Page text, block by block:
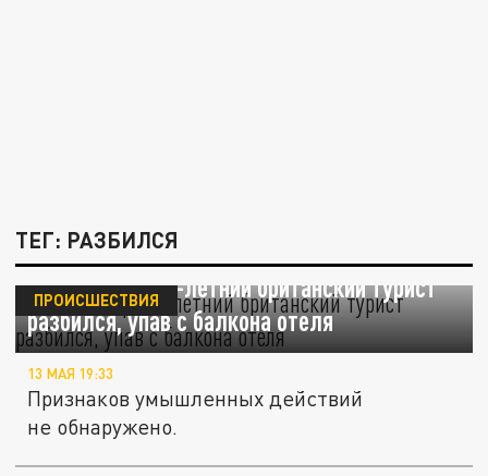
ТЕГ: РАЗБИЛСЯ
На Тенерифе 20-летний британский турист
разбился, упав с балкона отеля
ПРОИСШЕСТВИЯ
13 МАЯ 19:33
Признаков умышленных действий
не обнаружено.